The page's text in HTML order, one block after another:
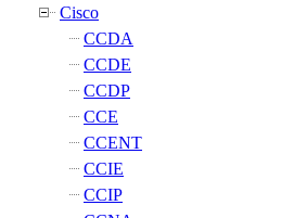
Cisco
CCDA
CCDE
CCDP
CCE
CCENT
CCIE
CCIP